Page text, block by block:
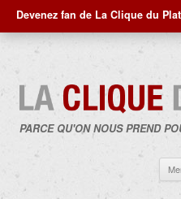
Devenez fan de La Clique du
PARCE QU'ON NOUS PREND